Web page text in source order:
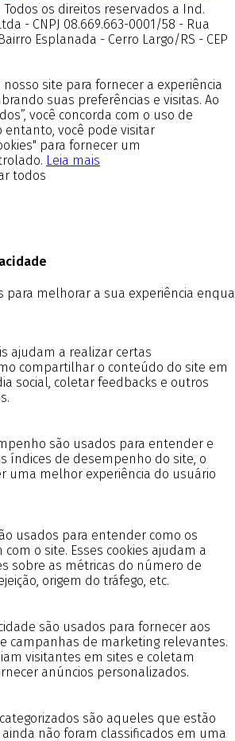
os direitos reservados a Ind.
- CNPJ 08.669.663-0001/58 - Rua
Esplanada - Cerro Largo/RS - CEP
nosso site para fornecer a experiência
suas preferências e visitas. Ao
você concorda com o uso de
entanto, você pode visitar
para fornecer um
Leia mais
todos
para melhorar a sua experiência
ajudam a realizar certas
compartilhar o conteúdo do site em
social, coletar feedbacks e outros
são usados para entender e
índices de desempenho do site, o
uma melhor experiência do usuário
usados para entender como os
o site. Esses cookies ajudam a
sobre as métricas do número de
origem do tráfego, etc.
são usados para fornecer aos
campanhas de marketing relevantes.
visitantes em sites e coletam
anúncios personalizados.
são aqueles que estão
não foram classificados em uma